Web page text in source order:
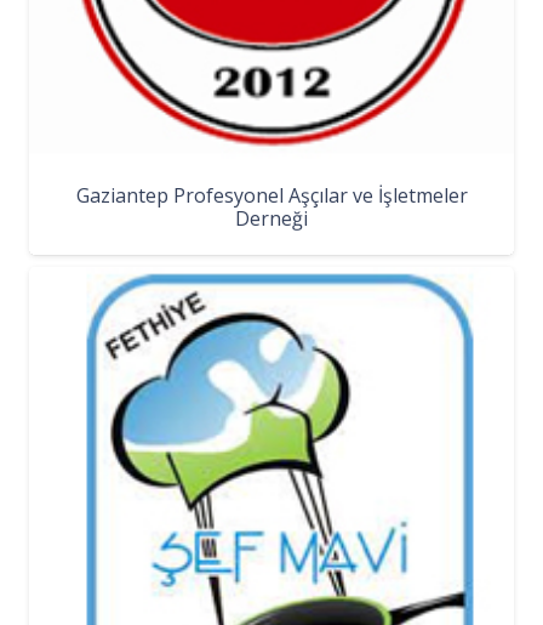
Gaziantep Profesyonel Aşçılar ve İşletmeler
Derneği